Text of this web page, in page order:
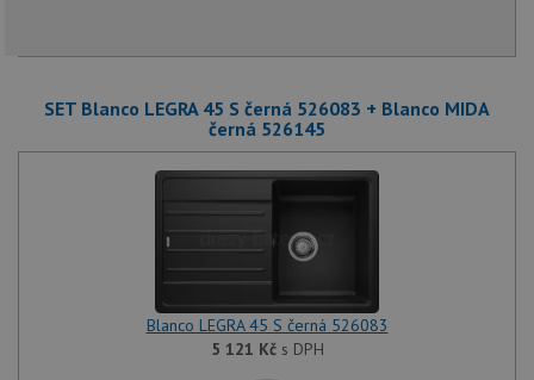
SET Blanco LEGRA 45 S černá 526083 + Blanco MIDA
černá 526145
Blanco LEGRA 45 S černá 526083
5 121 Kčs DPH